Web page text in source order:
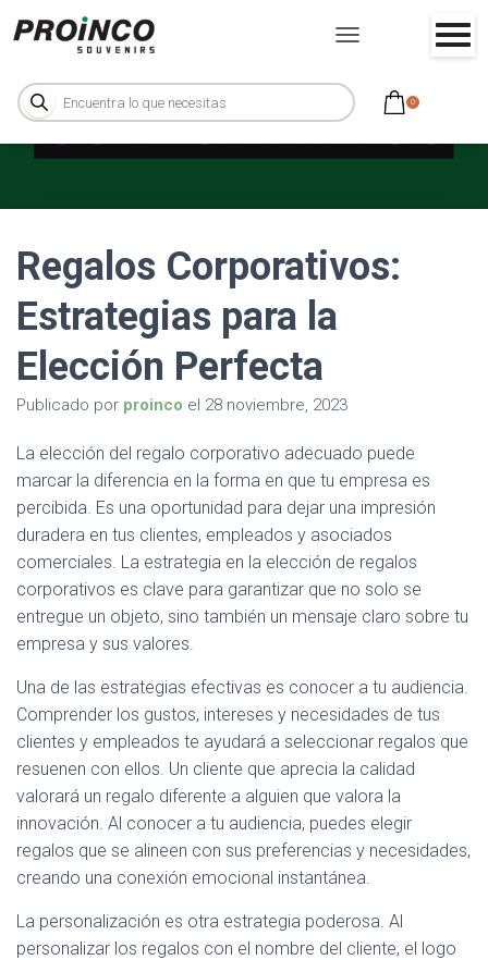
B
ú
s
u
e
c
o
0
M
B
O
D
G
C
Ó
N
Regalos Corporativos:
Estrategias para la
Elección Perfecta
Publicado por proinco el 28 noviembre, 2023
La elección del regalo corporativo adecuado puede
marcar la diferencia en la forma en que tu empresa es
percibida. Es una oportunidad para dejar una impresión
duradera en tus clientes, empleados y asociados
comerciales. La estrategia en la elección de regalos
corporativos es clave para garantizar que no solo se
entregue un objeto, sino también un mensaje claro sobre tu
empresa y sus valores.
Una de las estrategias efectivas es conocer a tu audiencia.
Comprender los gustos, intereses y necesidades de tus
clientes y empleados te ayudará a seleccionar regalos que
resuenen con ellos. Un cliente que aprecia la calidad
valorará un regalo diferente a alguien que valora la
innovación. Al conocer a tu audiencia, puedes elegir
regalos que se alineen con sus preferencias y necesidades,
creando una conexión emocional instantánea.
La personalización es otra estrategia poderosa. Al
personalizar los regalos con el nombre del cliente, el logo